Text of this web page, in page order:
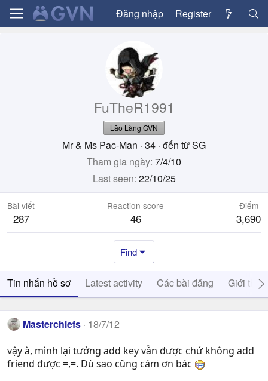
Đăng nhập Register
FuTheR1991
Lão Làng GVN
Mr & Ms Pac-Man · 34 · đến từSG
Tham gia ngày 7/4/10
Last seen 22/10/25
Bài viết
287
Reaction score
46
Điểm
3,690
Find
Tin nhắn hồ sơ Latest activity Các bài đăng Giới thiệu
Masterchiefs 18/7/12
vậy à, mình lại tưởng add key vẫn được chứ không add
friend được =,=. Dù sao cũng cám ơn bác